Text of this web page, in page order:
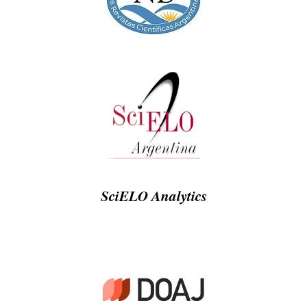
SciELO Analytics